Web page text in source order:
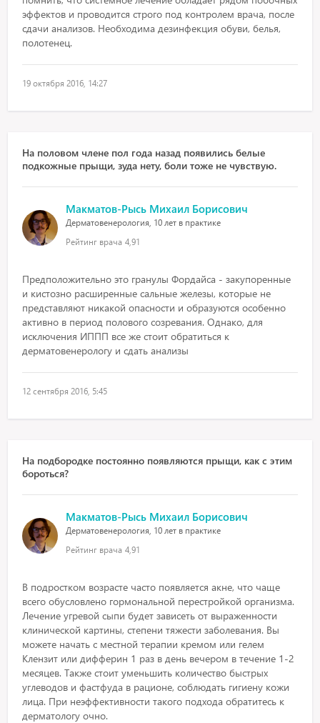
эффектов и проводится строго под контролем врача, после
сдачи анализов. Необходима дезинфекция обуви, белья,
полотенец.
19 октября 2016, 14:27
На половом члене пол года назад появились белые
подкожные прыщи, зуда нету, боли тоже не чувствую.
Макматов-Рысь Михаил Борисович
Дерматовенерология, 10 лет в практике
Рейтинг врача 4,91
Предположительно это гранулы Фордайса - закупоренные
и кистозно расширенные сальные железы, которые не
представляют никакой опасности и образуются особенно
активно в период полового созревания. Однако, для
исключения ИППП все же стоит обратиться к
дерматовенерологу и сдать анализы
12 сентября 2016, 5:45
На подбородке постоянно появляются прыщи, как с этим
бороться?
Макматов-Рысь Михаил Борисович
Дерматовенерология, 10 лет в практике
Рейтинг врача 4,91
В подростком возрасте часто появляется акне, что чаще
всего обусловлено гормональной перестройкой организма.
Лечение угревой сыпи будет зависеть от выраженности
клинической картины, степени тяжести заболевания. Вы
можете начать с местной терапии кремом или гелем
Клензит или дифферин 1 раз в день вечером в течение 1-2
месяцев. Также стоит уменьшить количество быстрых
углеводов и фастфуда в рационе, соблюдать гигиену кожи
лица. При неэффективности такого подхода обратитесь к
дерматологу очно.